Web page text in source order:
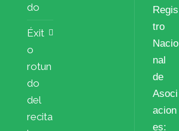
do
Éxit
o
rotun
do
del
recita
Regis
tro
Nacio
nal
de
Asoci
acion
es: